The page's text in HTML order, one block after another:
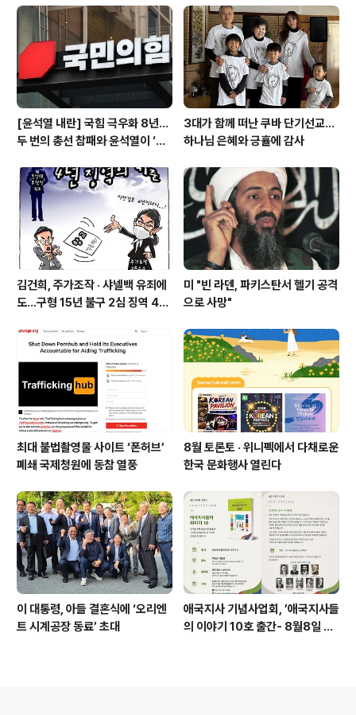
건 이번이 처음이다. 캐롤라인 레빗 대변인은 이날 백악관
브리핑에서 “용감한 이민세관단속국(ICE·아이시디) 요원
들은 미국 전역의 지역사회에서 불법 체류 범죄자들을 계
속 체포하고 있다”면서 “지..
[윤석열 내란] 국힘 극우화 8년…
두 번의 총선 참패와 윤석열이 ‘폭
3대가 함께 떠난 쿠바 단기선교...
하나님 은혜와 긍휼에 감사
김건희, 주가조작 · 샤넬백 유죄에
도…구형 15년 불구 2심 징역 4년
미 "빈 라덴, 파키스탄서 헬기 공격
으로 사망"
최대 불법촬영물 사이트 ‘폰허브’
폐쇄 국제청원에 동참 열풍
8월 토론토 · 위니펙에서 다채로운
한국 문화행사 열린다
이 대통령, 아들 결혼식에 ‘오리엔
트 시계공장 동료’ 초대
애국지사 기념사업회, ’애국지사들
의 이야기 10호 출간- 8월8일 출